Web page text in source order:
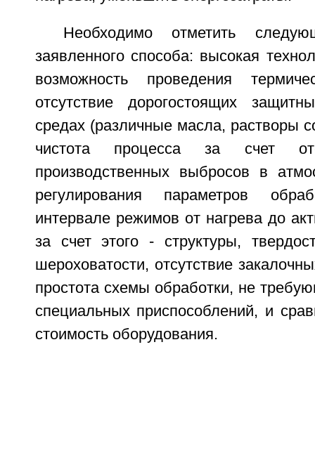
Необходимо отметить
заявленного способа: высокая
возможность проведения
отсутствие дорогостоящих
средах (различные масла, растворы
чистота процесса за счет
производственных выбросов в
регулирования параметров
интервале режимов от нагрева до
за счет этого - структуры,
шероховатости, отсутствие
простота схемы обработки, не
специальных приспособлений, и
стоимость оборудования.